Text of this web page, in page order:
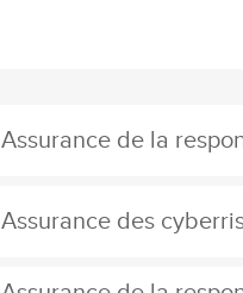
Assurance de la
Assurance des